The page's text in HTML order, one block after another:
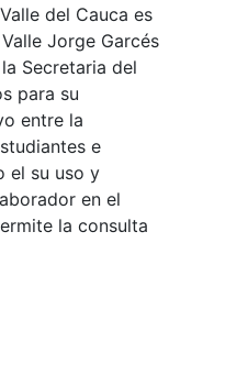
del Cauca es
Jorge Garcés
Secretaria del
para su
entre la
e
el su uso y
en el
la consulta